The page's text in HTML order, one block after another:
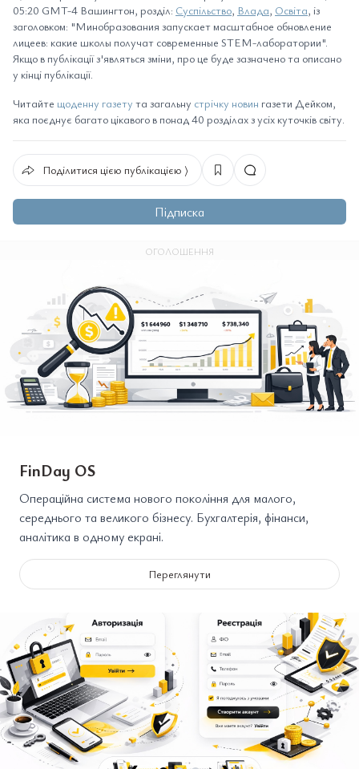
05:20 GMT-4 Вашингтон, розділ: Суспільство, Влада, Освіта, із
заголовком: "Минобразования запускает масштабное обновление
лицеев: какие школы получат современные STEM-лаборатории".
Якщо в публікації з'являться зміни, про це буде зазначено та описано
у кінці публікації.
Читайте щоденну газету та загальну стрічку новин газети Дейком,
яка поєднує багато цікавого в понад 40 розділах з усіх куточків світу.
Поділитися цією публікацією ⟩
Підписка
ОГОЛОШЕННЯ
FinDay OS
Операційна система нового покоління для малого,
середнього та великого бізнесу. Бухгалтерія, фінанси,
аналітика в одному екрані.
Переглянути